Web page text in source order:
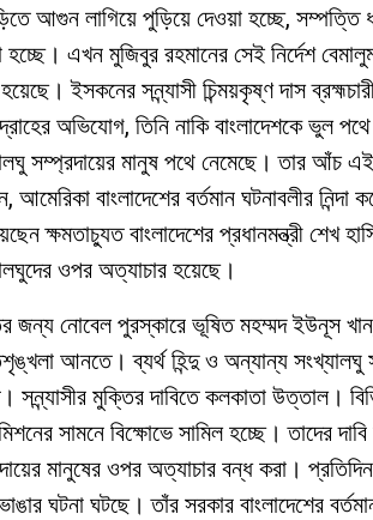
আগুন লাগিয়ে পুড়িয়ে দেওয়া হচ্ছে,
হচ্ছে। এখন মুজিবুর রহমানের সেই নির্দেশ
ইসকনের সন্ন্যাসী চিন্ময়কৃষ্ণ দাস
অভিযোগ, তিনি নাকি বাংলাদেশকে ভুল
সম্প্রদায়ের মানুষ পথে নেমেছে। তার আঁচ
আমেরিকা বাংলাদেশের বর্তমান ঘটনাবলীর
ক্ষমতাচ্যুত বাংলাদেশের প্রধানমন্ত্রী
ওপর অত্যাচার হয়েছে।
জন্য নোবেল পুরস্কারে ভূষিত মহম্মদ ইউনূস খান,
আনতে। ব্যর্থ হিন্দু ও অন্যান্য
সন্ন্যাসীর মুক্তির দাবিতে কলকাতা উত্তাল।
সামনে বিক্ষোভে সামিল হচ্ছে। তাদের
মানুষের ওপর অত্যাচার বন্ধ করা।
ভাঙার ঘটনা ঘটছে। তাঁর সরকার বাংলাদেশের